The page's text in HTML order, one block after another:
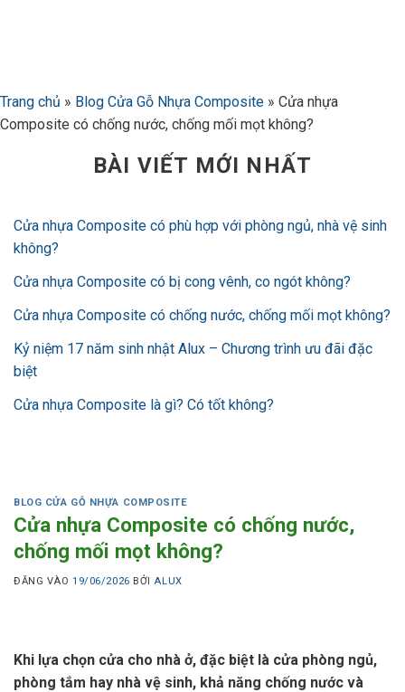
Trang chủ » Blog Cửa Gỗ Nhựa Composite » Cửa nhựa
Composite có chống nước, chống mối mọt không?
BÀI VIẾT MỚI NHẤT
Cửa nhựa Composite có phù hợp với phòng ngủ, nhà vệ sinh
không?
Cửa nhựa Composite có bị cong vênh, co ngót không?
Cửa nhựa Composite có chống nước, chống mối mọt không?
Kỷ niệm 17 năm sinh nhật Alux – Chương trình ưu đãi đặc
biệt
Cửa nhựa Composite là gì? Có tốt không?
BLOG CỬA GỖ NHỰA COMPOSITE
Cửa nhựa Composite có chống nước,
chống mối mọt không?
ĐĂNG VÀO19/06/2026 BỞI ALUX
Khi lựa chọn cửa cho nhà ở, đặc biệt là cửa phòng ngủ,
phòng tắm hay nhà vệ sinh, khả năng chống nước và